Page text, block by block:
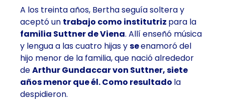
A los treinta años, Bertha seguía soltera y
aceptó un trabajo como institutriz para la
familia Suttner de Viena. Allí enseñó música
y lengua a las cuatro hijas yseenamoró del
hijo menor de la familia, que nació alrededor
deArthur Gundaccar von Suttner, siete
años menor que él. Como resultado la
despidieron.